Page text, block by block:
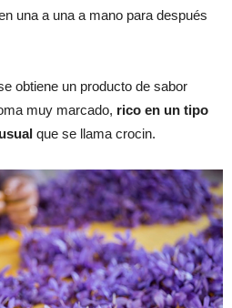
una a una a mano para después
obtiene un producto de sabor
muy marcado, rico en un tipo
que se llama crocin.